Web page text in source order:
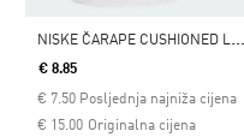
N
ISKE ČARAPE CUSHIONED LOW-CUT, 3 PARA
€ 8.85
€ 7.50 Posljednja najniža cijena
Originalna cijena
Cijena umanjena od
€ 15.00za